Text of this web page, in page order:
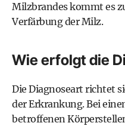
Milzbrandes kommt es
Verfärbung der Milz.
Wie erfolgt die
Die Diagnoseart richtet
der Erkrankung. Bei
betroffenen